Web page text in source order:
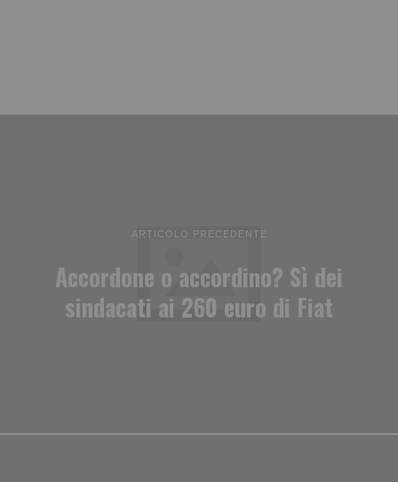
ARTICOLO PRECEDENTE
Accordone o accordino? Sì dei
sindacati ai 260 euro di Fiat